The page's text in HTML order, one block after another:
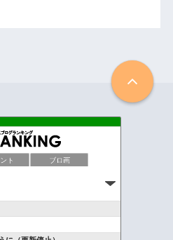
ト ブロ画
？
当でいいっしょ。"
ブ新米会社員 龍津勘吉